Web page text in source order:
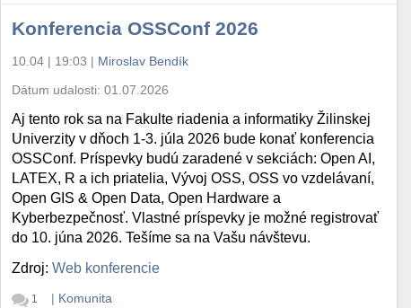
Konferencia OSSConf 2026
10.04 | 19:03 | Miroslav Bendík
Dátum udalosti:01.07.2026
Aj tento rok sa na Fakulte riadenia a informatiky Žilinskej
Univerzity v dňoch 1-3. júla 2026 bude konať konferencia
OSSConf. Príspevky budú zaradené v sekciách: Open AI,
LATEX, R a ich priatelia, Vývoj OSS, OSS vo vzdelávaní,
Open GIS & Open Data, Open Hardware a
Kyberbezpečnosť. Vlastné príspevky je možné registrovať
do 10. júna 2026. Tešíme sa na Vašu návštevu.
Zdroj:Web konferencie
1 | Komunita